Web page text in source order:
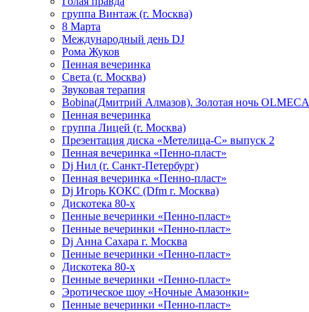
группа Винтаж (г. Москва)
8 Марта
Международный день DJ
Рома Жуков
Пенная вечеринка
Света (г. Москва)
Звуковая терапия
Bobina(Дмитрий Алмазов). Золотая ночь OLMECA
Пенная вечеринка
группа Лицей (г. Москва)
Презентация диска «Метелица-С» выпуск 2
Пенная вечеринка «Пенно-пласт»
Dj Нил (г. Санкт-Петербург)
Пенная вечеринка «Пенно-пласт»
Dj Игорь КОКС (Dfm г. Москва)
Дискотека 80-х
Пенные вечеринки «Пенно-пласт»
Пенные вечеринки «Пенно-пласт»
Dj Анна Сахара г. Москва
Пенные вечеринки «Пенно-пласт»
Дискотека 80-х
Пенные вечеринки «Пенно-пласт»
Эротическое шоу «Ночные Амазонки»
Пенные вечеринки «Пенно-пласт»